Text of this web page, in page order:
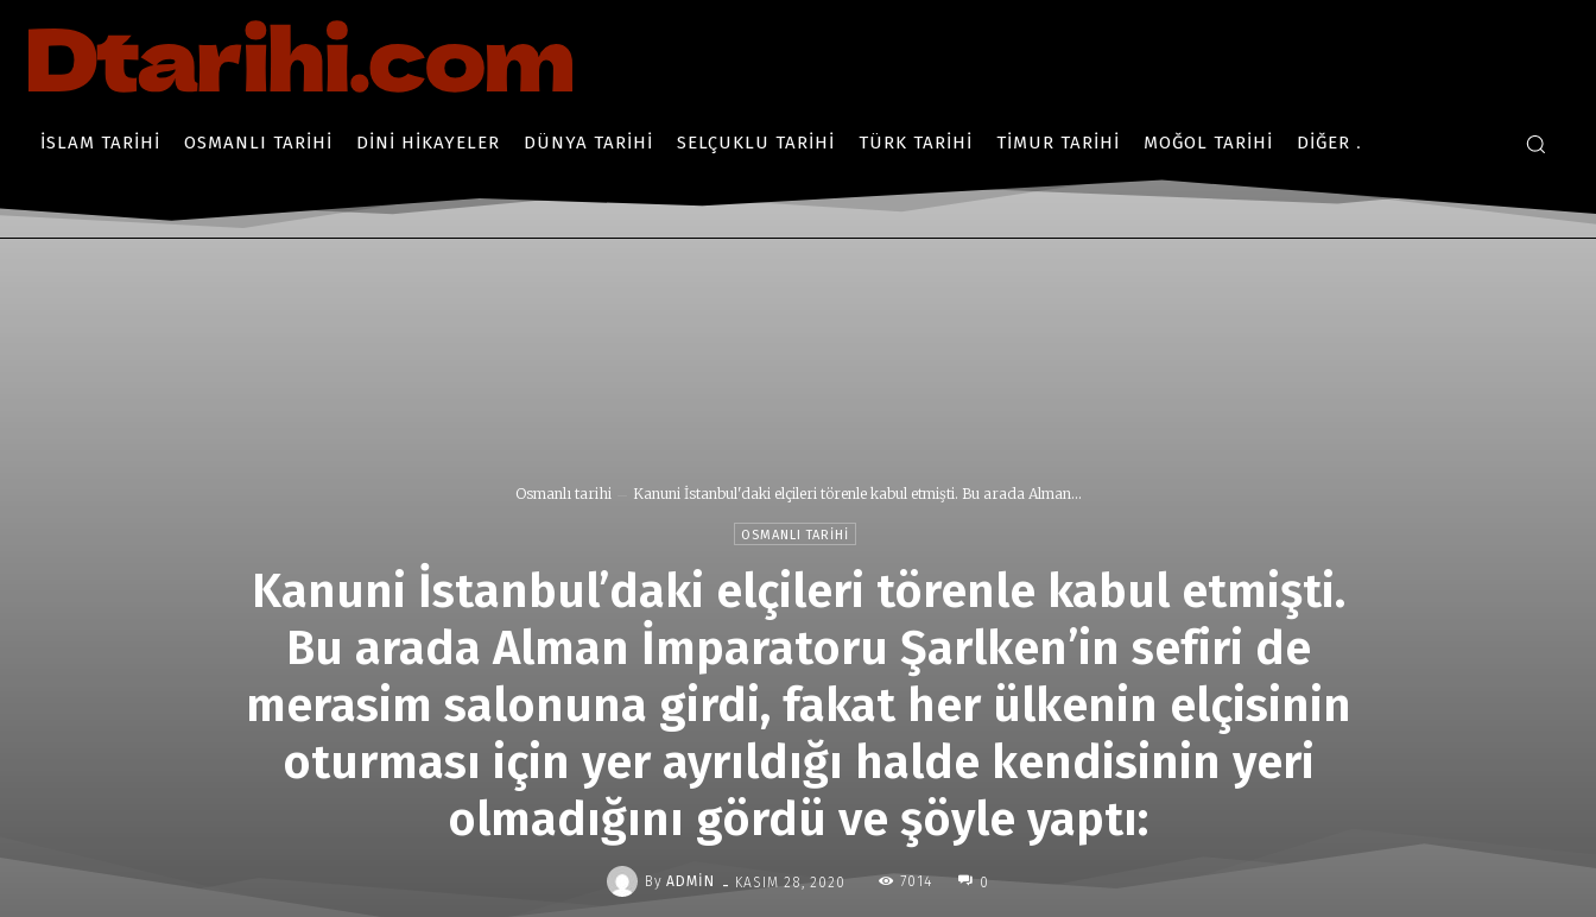
İSLAM TARIHI OSMANLI TARIHI DINI HIKAYELER DÜNYA TARIHI SELÇUKLU TARIHI TÜRK TARIHI TIMUR TARIHI MOĞOL TARIHI DIĞER
Osmanlı tarihi Kanuni İstanbul'daki elçileri törenle kabul etmişti. Bu arada Alman...
OSMANLI TARIHI
Kanuni İstanbul’daki elçileri törenle kabul etmişti.
Bu arada Alman İmparatoru Şarlken’in sefiri de
merasim salonuna girdi, fakat her ülkenin elçisinin
oturması için yer ayrıldığı halde kendisinin yeri
olmadığını gördü ve şöyle yaptı:
By ADMIN - KASIM 28, 2020 7014 0